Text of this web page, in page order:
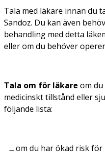
Tala med läkare innan du
Sandoz. Du kan även
behandling med detta
eller om du behöver
Tala om för läkare om
medicinskt tillstånd eller
följande lista:
om du har ökad risk för